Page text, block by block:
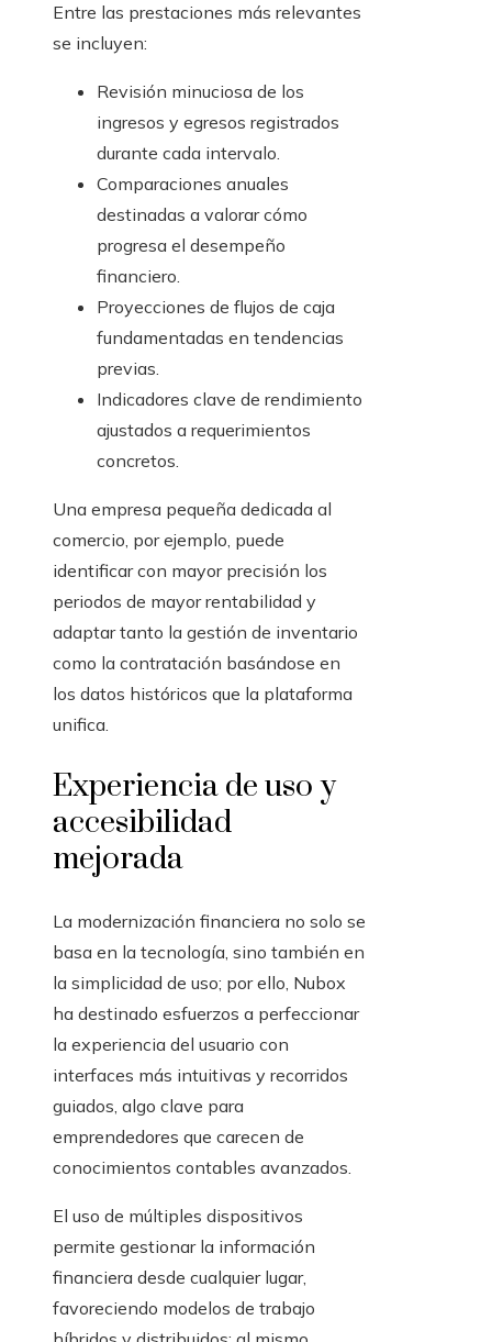
Entre las prestaciones más relevantes
se incluyen:
Revisión minuciosa de los
ingresos y egresos registrados
durante cada intervalo.
Comparaciones anuales
destinadas a valorar cómo
progresa el desempeño
financiero.
Proyecciones de flujos de caja
fundamentadas en tendencias
previas.
Indicadores clave de rendimiento
ajustados a requerimientos
concretos.
Una empresa pequeña dedicada al
comercio, por ejemplo, puede
identificar con mayor precisión los
periodos de mayor rentabilidad y
adaptar tanto la gestión de inventario
como la contratación basándose en
los datos históricos que la plataforma
unifica.
Experiencia de uso y
accesibilidad
mejorada
La modernización financiera no solo se
basa en la tecnología, sino también en
la simplicidad de uso; por ello, Nubox
ha destinado esfuerzos a perfeccionar
la experiencia del usuario con
interfaces más intuitivas y recorridos
guiados, algo clave para
emprendedores que carecen de
conocimientos contables avanzados.
El uso de múltiples dispositivos
permite gestionar la información
financiera desde cualquier lugar,
favoreciendo modelos de trabajo